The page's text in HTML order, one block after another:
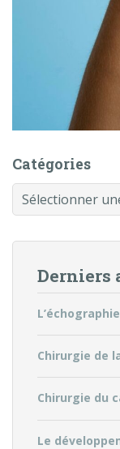
Catégories
Catégories
Derniers
Chirurgie de
Chirurgie du
Le